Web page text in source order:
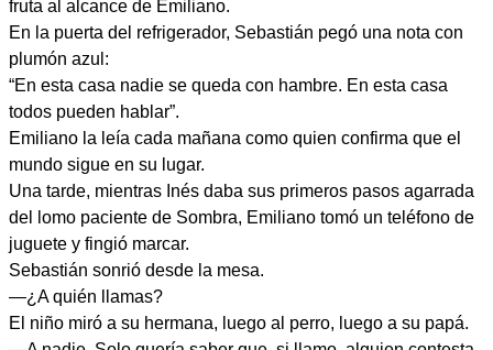
fruta al alcance de Emiliano.
En la puerta del refrigerador, Sebastián pegó una nota con
plumón azul:
“En esta casa nadie se queda con hambre. En esta casa
todos pueden hablar”.
Emiliano la leía cada mañana como quien confirma que el
mundo sigue en su lugar.
Una tarde, mientras Inés daba sus primeros pasos agarrada
del lomo paciente de Sombra, Emiliano tomó un teléfono de
juguete y fingió marcar.
Sebastián sonrió desde la mesa.
—¿A quién llamas?
El niño miró a su hermana, luego al perro, luego a su papá.